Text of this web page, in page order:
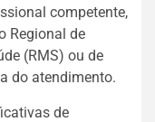
competente,
Regional de
(RMS) ou de
do atendimento.
de